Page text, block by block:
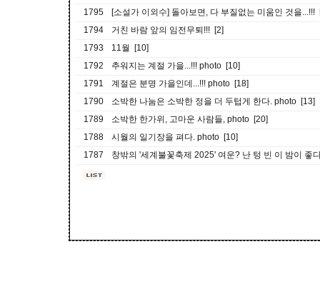
1795
[소설가 이외수] 돌아보면, 다 부질없는 미움인 것을...!!!
1794
거친 바람 앞의 임전무퇴!!! [2]
1793
11월 [10]
1792
추워지는 계절 가을...!!! photo [10]
1791
계절은 분명 가을인데...!!! photo [18]
1790
소박한 나눔은 소박한 정을 더 두텁게 한다. photo [13]
1789
소박한 한가위, 고마운 사람들, photo [20]
1788
시월의 일기장을 펴다. photo [10]
1787
창밖의 '세계불꽃축제 2025' 여운? 난 텅 빈 이 밤이 좋